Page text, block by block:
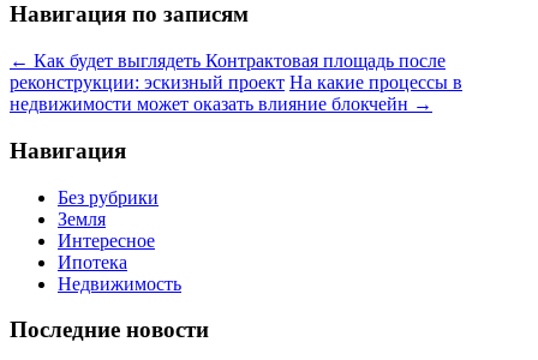
Навигация по записям
← Как будет выглядеть Контрактовая площадь после
реконструкции: эскизный проект На какие процессы в
недвижимости может оказать влияние блокчейн →
Навигация
Без рубрики
Земля
Интересное
Ипотека
Недвижимость
Последние новости